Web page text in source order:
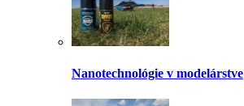
Nanotechnológie v modelárstve